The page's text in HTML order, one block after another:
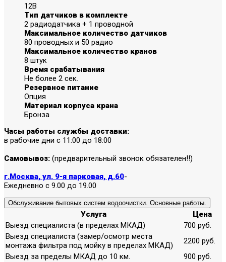
12В
Тип датчиков в комплекте
2 радиодатчика + 1 проводной
Максимальное количество датчиков
80 проводных и 50 радио
Максимальное количество кранов
8 штук
Время срабатывания
Не более 2 сек.
Резервное питание
Опция
Материал корпуса крана
Бронза
Часы работы службы доставки:
в рабочие дни с 11:00 до 18:00
Самовывоз: (предварительный звонок обязателен!!)
г.Москва, ул. 9-я парковая, д.60-
Ежедневно с 9.00 до 19.00
Обслуживание бытовых систем водоочистки. Основные работы.
Услуга
Цена
Выезд специалиста (в пределах МКАД)
700 руб.
Выезд специалиста (замер/осмотр места
монтажа фильтра под мойку в пределах МКАД)
2200 руб.
Выезд за пределы МКАД до 10 км.
900 руб.